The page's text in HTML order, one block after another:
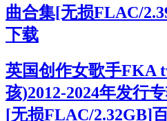
曲合集[无损FLAC/
下载
英国创作女歌手FKA
孩)2012-2024年发行
[无损FLAC/2.32GB]